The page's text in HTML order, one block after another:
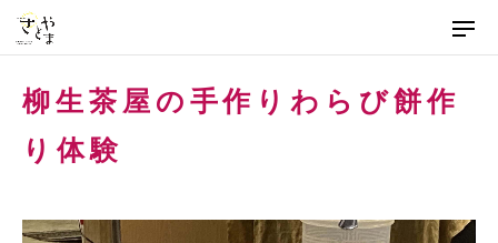
メ
ニ
柳生茶屋の手作りわらび餅作
り体験